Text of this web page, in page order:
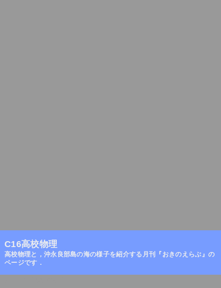
C16高校物理
高校物理と，沖永良部島の海の様子を紹介する月刊『おきのえらぶ』の
ページです．